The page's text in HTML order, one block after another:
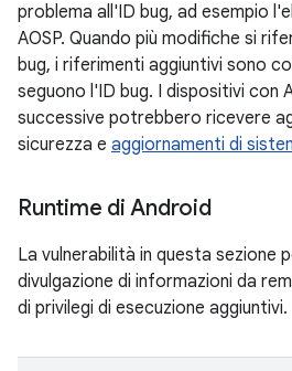
problema all'ID bug, ad esempio
AOSP. Quando più modifiche si
bug, i riferimenti aggiuntivi sono
seguono l'ID bug. I dispositivi con
successive potrebbero ricevere
sicurezza e aggiornamenti di
Runtime di Android
La vulnerabilità in questa sezione
divulgazione di informazioni da
di privilegi di esecuzione aggiuntivi.